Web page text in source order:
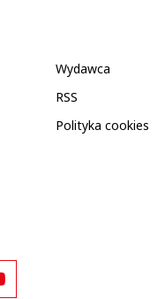
Wydawca
RSS
Polityka cookies